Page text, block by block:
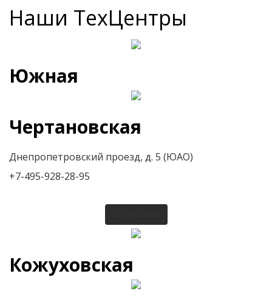
Наши ТехЦентры
Южная
Чертановская
Днепропетровский проезд, д. 5 (ЮАО)
+7-495-928-28-95
Кожуховская